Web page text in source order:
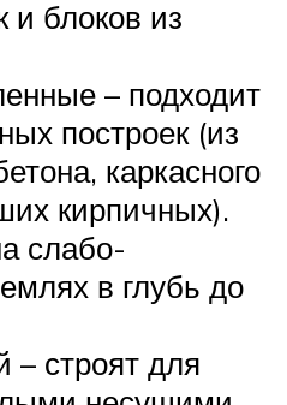
и блоков из
– подходит
построек (из
каркасного
кирпичных).
слабо-
в глубь до
– строят для